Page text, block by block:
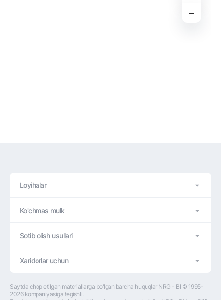
−
Loyihalar
Ko'chmas mulk
Sotib olish usullari
Xaridorlar uchun
Saytda chop etilgan materiallarga bo'lgan barcha huquqlar NRG - BI © 1995-
2026 kompaniyasiga tegishli.